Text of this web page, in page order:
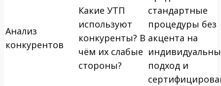
Анализ
конкурентов
Какие УТП
используют
конкуренты? В
чём их слабые
стороны?
стандартные
процедуры без
акцента на
подход и